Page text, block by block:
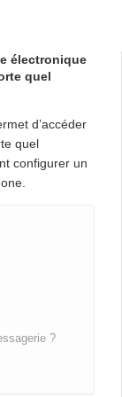
électronique
quel
d’accéder
quel
configurer un
?